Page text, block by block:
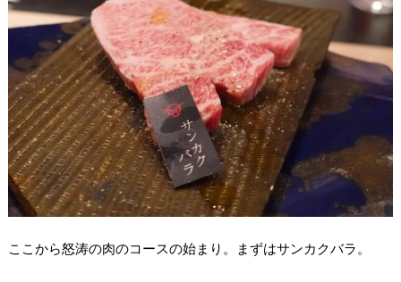
ここから怒涛の肉のコースの始まり。まずはサンカクバラ。